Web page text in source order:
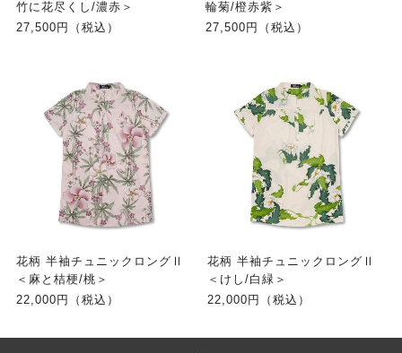
竹に花尽くし/濃赤＞
27,500円（税込）
輪菊/橙赤紫＞
27,500円（税込）
花柄 半袖チュニックロングⅡ
＜麻と桔梗/桃＞
22,000円（税込）
花柄 半袖チュニックロングⅡ
＜けし/白緑＞
22,000円（税込）